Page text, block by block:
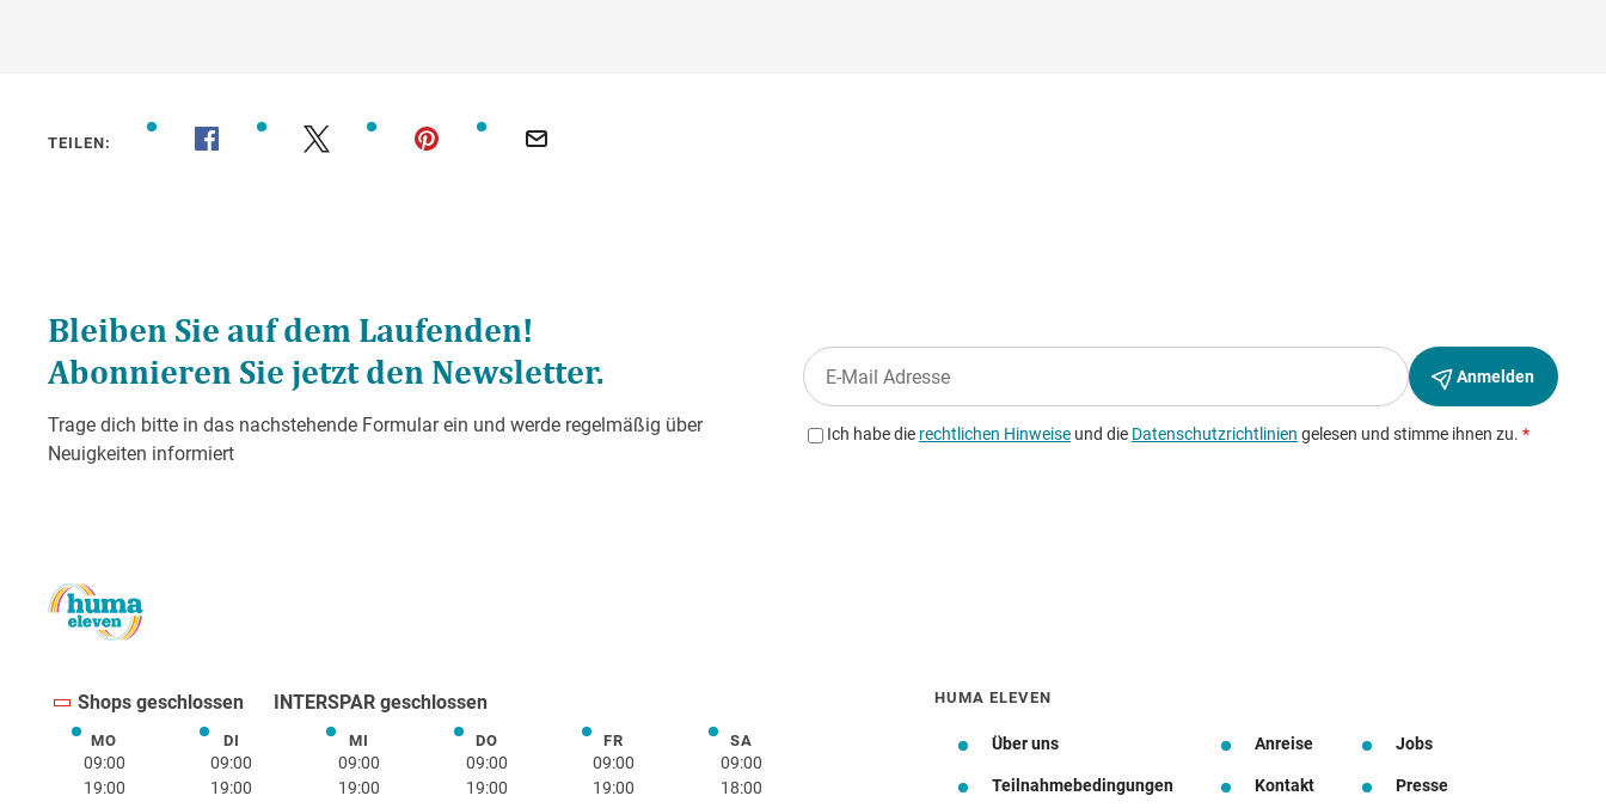
TEILEN:
Shops geschlossen INTERSPAR geschlossen
MOMontag
09:00
19:00
DIDienstag
09:00
19:00
MIMittwoch
09:00
19:00
DODonnerstag
09:00
19:00
FRFreitag
09:00
19:00
SASamstag
09:00
18:00
HUMA ELEVEN
Über uns Anreise Jobs
Teilnahmebedingungen Kontakt Presse